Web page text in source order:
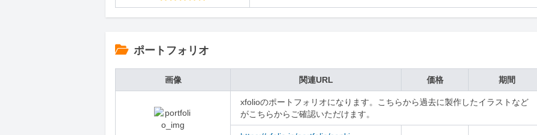
ポートフォリオ
画像 関連URL 価格 期間
xfolioのポートフォリオになります。こちらから過去に製作したイラストなど
がこちらからご確認いただけます。